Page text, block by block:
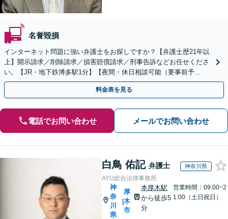
名誉毀損
インターネット問題に強い弁護士をお探しですか？【弁護士歴21年以
上】開示請求／削除請求／損害賠償請求／刑事告訴などお任せくださ
い。【JR・地下鉄博多駅1分】【夜間・休日相談可能（要事前予
約）】
料金表を見る
電話でお問い合わせ メールでお問い合わせ
白鳥 佑記 弁護士 神奈川県
AYU総合法律事務所
神
奈
川
県
|
厚
木
市
本厚木駅
から徒歩5
分
営業時間：09:00~2
1:00（土日祝日）